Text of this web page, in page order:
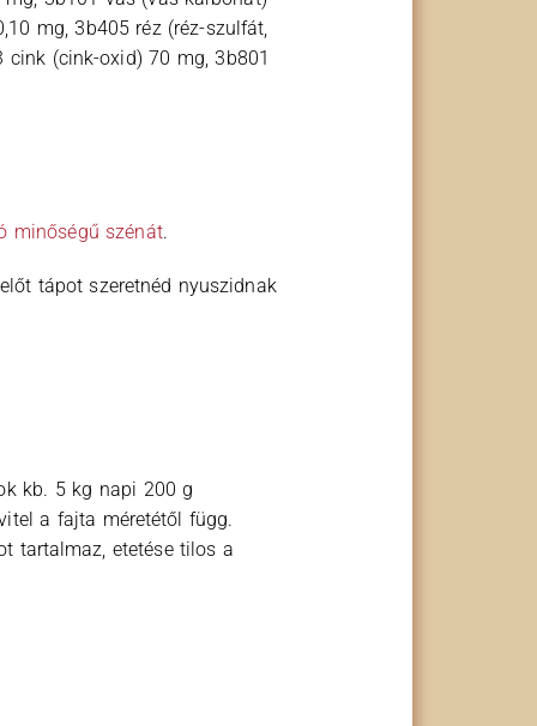
mg, 3b405 réz (réz-szulfát,
(cink-oxid) 70 mg, 3b801
minőségű szénát.
tápot szeretnéd nyuszidnak
kb. 5 kg napi 200 g
a fajta méretétől függ.
tartalmaz, etetése tilos a